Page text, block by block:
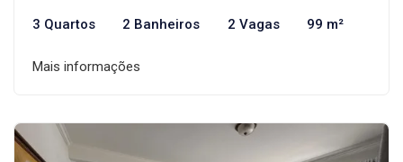
3 Quartos 2 Banheiros 2 Vagas 99 m²
Mais informações